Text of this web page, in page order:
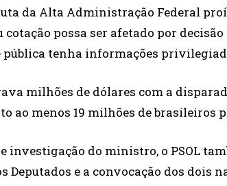
da Alta Administração Federal
cotação possa ser afetado por
pública tenha informações
milhões de dólares com a
ao menos 19 milhões de brasileiros
investigação do ministro, o PSOL
Deputados e a convocação dos dois